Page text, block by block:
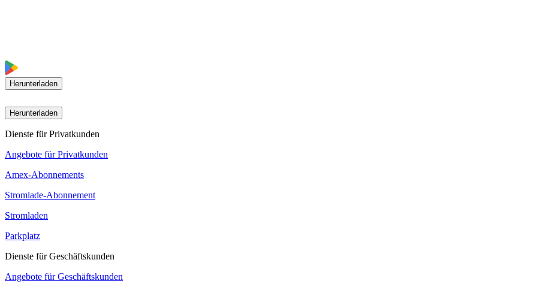
Herunterladen
Herunterladen
Dienste für Privatkunden
Angebote für Privatkunden
Amex-Abonnements
Stromlade-Abonnement
Stromladen
Parkplatz
Dienste für Geschäftskunden
Angebote für Geschäftskunden